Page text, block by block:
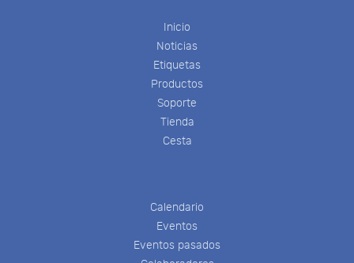
Inicio
Noticias
Etiquetas
Productos
Soporte
Tienda
Cesta
Calendario
Eventos
Eventos pasados